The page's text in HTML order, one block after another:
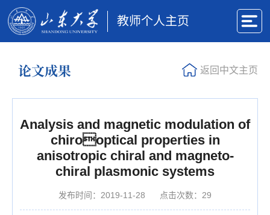
教师个人主页
论文成果 返回中文主页
Analysis and magnetic modulation of
chirooptical properties in
anisotropic chiral and magneto-
chiral plasmonic systems
发布时间：2019-11-28 点击次数： 29